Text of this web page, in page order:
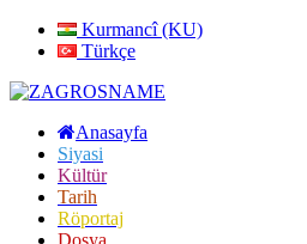
Kurmancî (KU)
Türkçe
Anasayfa
Siyasi
Kültür
Tarih
Röportaj
Dosya